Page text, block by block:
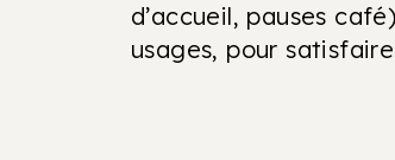
d’accueil, pauses
usages, pour